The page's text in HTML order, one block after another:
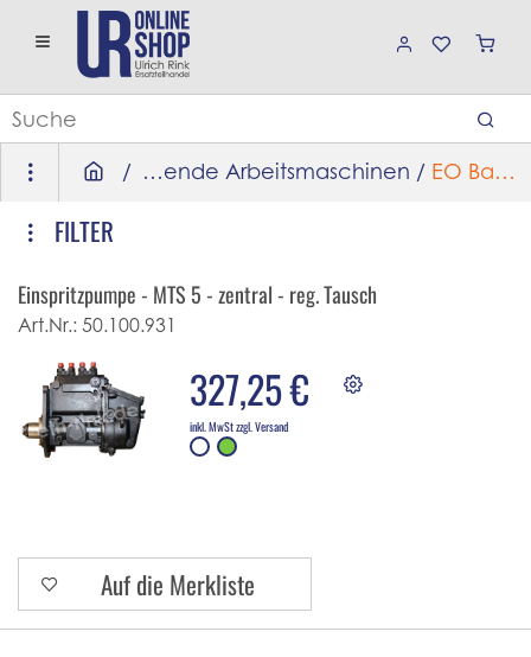
/ Selbstfahrende Arbeitsmaschinen / EO Bagger
FILTER
Einspritzpumpe - MTS 5 - zentral - reg. Tausch
Art.Nr.: 50.100.931
327,25 €
inkl. MwSt zzgl. Versand
Auf die Merkliste